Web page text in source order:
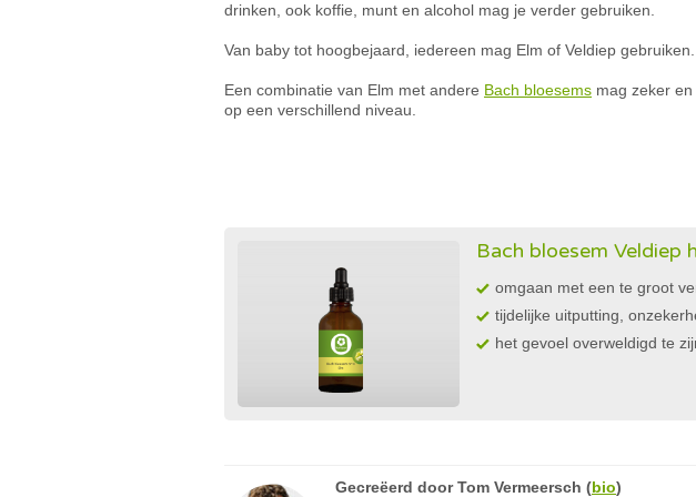
drinken, ook koffie, munt en alcohol mag je verder gebruiken.
Van baby tot hoogbejaard, iedereen mag Elm of Veldiep
Een combinatie van Elm met andere Bach bloesems mag zeker
op een verschillend niveau.
Bach bloesem Veldiep
omgaan met een te groot
tijdelijke uitputting,
het gevoel overweldigd te
Gecreëerd doorTom Vermeersch (bio)